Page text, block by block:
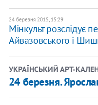
24 березня 2015, 15:29
Мінкульт розслідує
Айвазовського і
УКРАЇНСЬКИЙ АРТ-
24 березня.